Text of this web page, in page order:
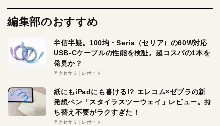
編集部のおすすめ
半信半疑。100均・Seria（セリア）の60W対応
USB-Cケーブルの性能を検証。超コスパの1本を
発見か？
アクセサリ レポート
紙にもiPadにも書ける!? エレコム×ゼブラの新
発想ペン「スタイラスツーウェイ」レビュー。持
ち替え不要がラクすぎた！
アクセサリ レポート